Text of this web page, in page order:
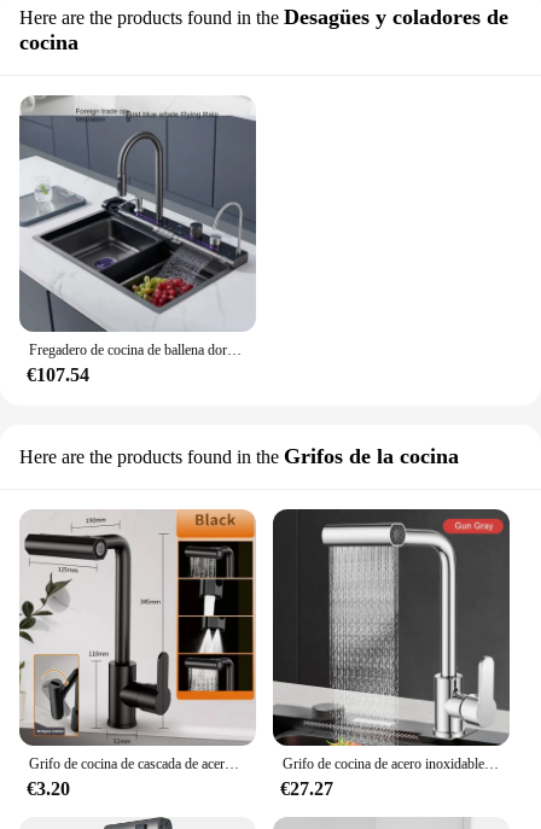
Here are the products found in the Desagües y coladores de
cocina
Fregadero de cocina de ballena dorada Premium con función de cascada inteligente, múltiples características y acero inoxidable 304
€107.54
Here are the products found in the Grifos de la cocina
Grifo de cocina de cascada de acero inoxidable, cabezal de pulverización de flujo de cascada giratorio de 360 °, mezclador de fregadero de agua caliente y fría, grifo de cocina
€3.20
Grifo de cocina de acero inoxidable, mezclador de agua fría y caliente, 4 modos, rociador de cascada, grifos de fregadero
€27.27